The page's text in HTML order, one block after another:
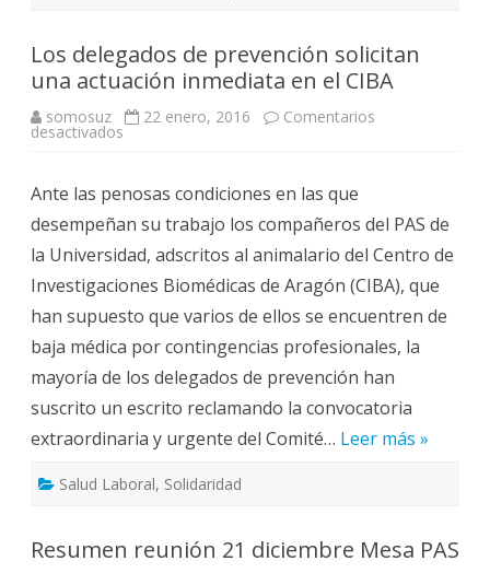
Los delegados de prevención solicitan
una actuación inmediata en el CIBA
somosuz 22 enero, 2016 Comentarios
desactivadosen
prevención
solicitan
una
actuación
inmediata
en
el
CIBA
Ante las penosas condiciones en las que
desempeñan su trabajo los compañeros del PAS de
la Universidad, adscritos al animalario del Centro de
Investigaciones Biomédicas de Aragón (CIBA), que
han supuesto que varios de ellos se encuentren de
baja médica por contingencias profesionales, la
mayoría de los delegados de prevención han
suscrito un escrito reclamando la convocatoria
extraordinaria y urgente del Comité… Leer más »
Salud Laboral, Solidaridad
Resumen reunión 21 diciembre Mesa PAS